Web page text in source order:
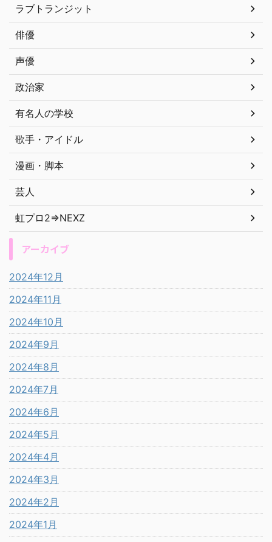
ラブトランジット
俳優
声優
政治家
有名人の学校
歌手・アイドル
漫画・脚本
芸人
虹プロ2⇒NEXZ
アーカイブ
2024年12月
2024年11月
2024年10月
2024年9月
2024年8月
2024年7月
2024年6月
2024年5月
2024年4月
2024年3月
2024年2月
2024年1月